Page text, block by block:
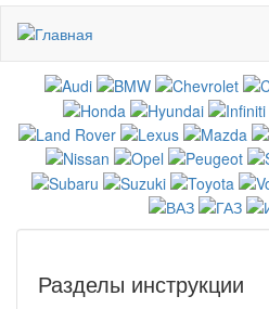
основному
содержанию
Разделы инструкции